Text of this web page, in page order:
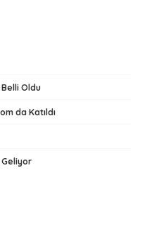
Oldu
da Katıldı
Geliyor